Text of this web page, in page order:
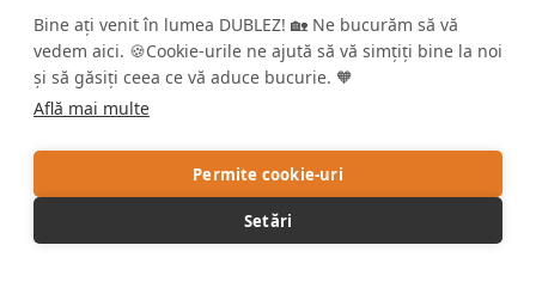
Bine ați venit în lumea DUBLEZ! 🏡 Ne bucurăm să vă
vedem aici. 🍪Cookie-urile ne ajută să vă simțiți bine la noi
și să găsiți ceea ce vă aduce bucurie. 🧡
Află mai multe
Permite cookie-uri
Setări
Copyright © DUBLEZ 2026 | Toate drepturile rezervate
Crearea magazinelor online performante de către
Acest site este protejat de reCAPTCHA, iar Google aplică
Politica de